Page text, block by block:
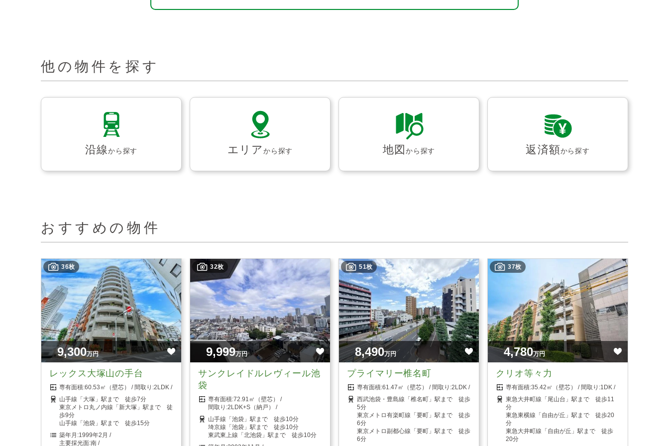
他の物件を探す
沿線から探す エリアから探す 地図から探す 返済額から探す
おすすめの物件
36枚
9,300万円
レックス大塚山の手台
60.53㎡（壁芯）
2LDK
山手線「大塚」駅まで 徒歩7分
東京メトロ丸ノ内線「新大塚」駅まで 徒
歩9分
山手線「池袋」駅まで 徒歩15分
1999年2月
南
32枚
9,999万円
サンクレイドルレヴィール池
袋
72.91㎡（壁芯）
2LDK+S（納戸）
山手線「池袋」駅まで 徒歩10分
埼京線「池袋」駅まで 徒歩10分
東武東上線「北池袋」駅まで 徒歩10分
51枚
8,490万円
プライマリー椎名町
61.47㎡（壁芯）
2LDK
西武池袋・豊島線「椎名町」駅まで 徒歩
5分
東京メトロ有楽町線「要町」駅まで 徒歩
6分
東京メトロ副都心線「要町」駅まで 徒歩
6分
37枚
4,780万円
クリオ等々力
35.42㎡（壁芯）
1DK
東急大井町線「尾山台」駅まで 徒歩11
分
東急東横線「自由が丘」駅まで 徒歩20
分
東急大井町線「自由が丘」駅まで 徒歩
20分